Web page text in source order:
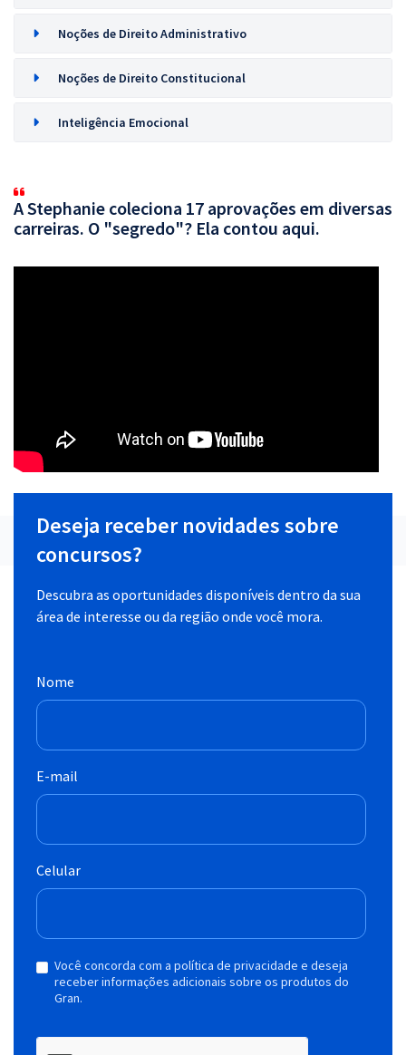
Noções de Direito Administrativo
Noções de Direito Constitucional
Inteligência Emocional
A Stephanie coleciona 17 aprovações em diversas
carreiras. O "segredo"? Ela contou aqui.
Deseja receber novidades sobre
concursos?
Descubra as oportunidades disponíveis dentro da sua
área de interesse ou da região onde você mora.
Nome
E-mail
Celular
Você concorda com a política de privacidade e deseja
receber informações adicionais sobre os produtos do
Gran.